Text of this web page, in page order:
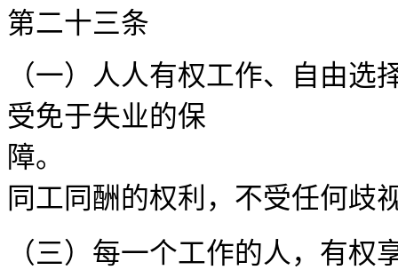
第二十
（一）人人有权工作、自由
受免于失业的保
障。 （
同工同酬的权利
（三）每一个工作的人，有